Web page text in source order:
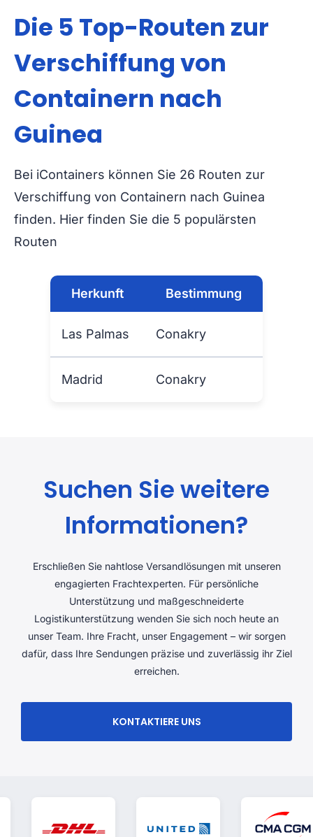
Die 5 Top-Routen zur
Verschiffung von
Containern nach
Guinea
Bei iContainers können Sie 26 Routen zur
Verschiffung von Containern nach Guinea
finden. Hier finden Sie die 5 populärsten
Routen
Herkunft Bestimmung
Las Palmas Conakry
Madrid Conakry
Suchen Sie weitere
Informationen?
Erschließen Sie nahtlose Versandlösungen mit unseren
engagierten Frachtexperten. Für persönliche
Unterstützung und maßgeschneiderte
Logistikunterstützung wenden Sie sich noch heute an
unser Team. Ihre Fracht, unser Engagement – ​​wir sorgen
dafür, dass Ihre Sendungen präzise und zuverlässig ihr Ziel
erreichen.
KONTAKTIERE UNS